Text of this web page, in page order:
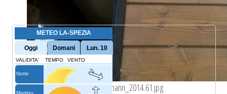
trofeo_bianchi-albrici_guldmann_2014.61.jpg